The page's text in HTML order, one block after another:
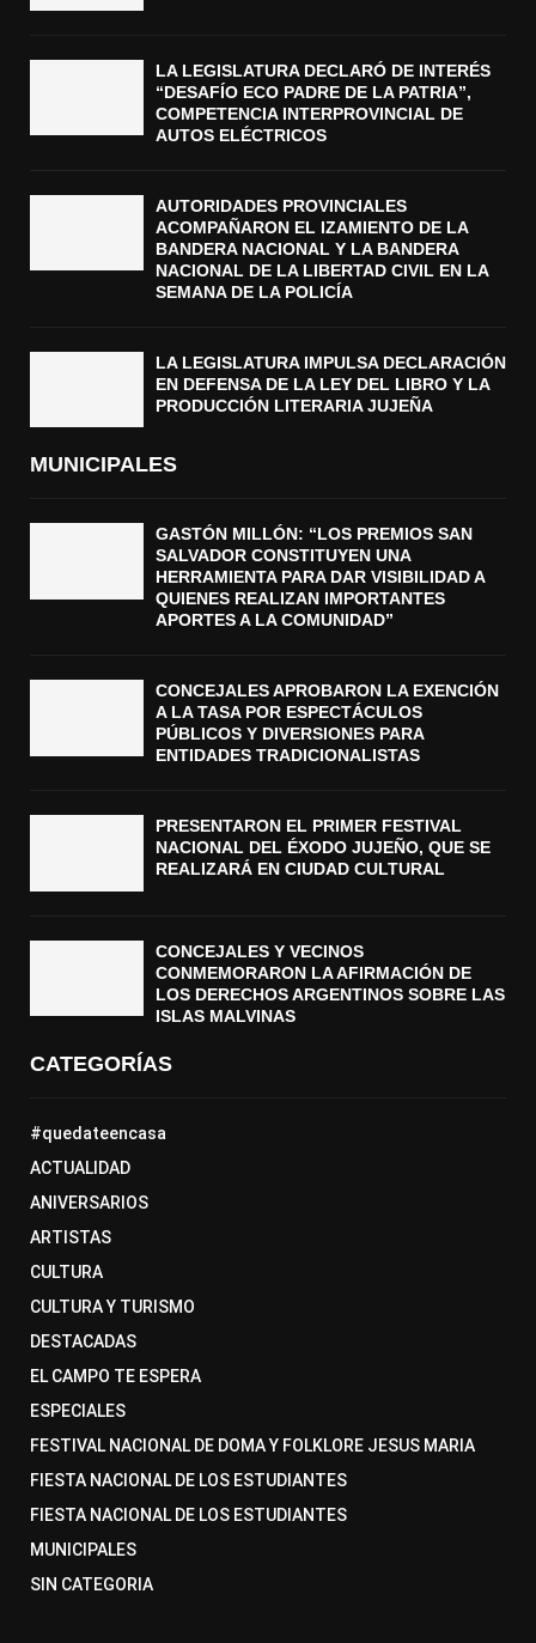
LA LEGISLATURA DECLARÓ DE INTERÉS
“DESAFÍO ECO PADRE DE LA PATRIA”,
COMPETENCIA INTERPROVINCIAL DE
AUTOS ELÉCTRICOS
AUTORIDADES PROVINCIALES
ACOMPAÑARON EL IZAMIENTO DE LA
BANDERA NACIONAL Y LA BANDERA
NACIONAL DE LA LIBERTAD CIVIL EN LA
SEMANA DE LA POLICÍA
LA LEGISLATURA IMPULSA DECLARACIÓN
EN DEFENSA DE LA LEY DEL LIBRO Y LA
PRODUCCIÓN LITERARIA JUJEÑA
MUNICIPALES
GASTÓN MILLÓN: “LOS PREMIOS SAN
SALVADOR CONSTITUYEN UNA
HERRAMIENTA PARA DAR VISIBILIDAD A
QUIENES REALIZAN IMPORTANTES
APORTES A LA COMUNIDAD”
CONCEJALES APROBARON LA EXENCIÓN
A LA TASA POR ESPECTÁCULOS
PÚBLICOS Y DIVERSIONES PARA
ENTIDADES TRADICIONALISTAS
PRESENTARON EL PRIMER FESTIVAL
NACIONAL DEL ÉXODO JUJEÑO, QUE SE
REALIZARÁ EN CIUDAD CULTURAL
CONCEJALES Y VECINOS
CONMEMORARON LA AFIRMACIÓN DE
LOS DERECHOS ARGENTINOS SOBRE LAS
ISLAS MALVINAS
CATEGORÍAS
#quedateencasa
ACTUALIDAD
ANIVERSARIOS
ARTISTAS
CULTURA
CULTURA Y TURISMO
DESTACADAS
EL CAMPO TE ESPERA
ESPECIALES
FESTIVAL NACIONAL DE DOMA Y FOLKLORE JESUS MARIA
FIESTA NACIONAL DE LOS ESTUDIANTES
FIESTA NACIONAL DE LOS ESTUDIANTES
MUNICIPALES
SIN CATEGORIA